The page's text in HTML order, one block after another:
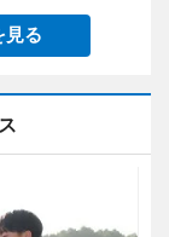
見る